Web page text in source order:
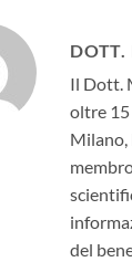
DOTT.
Il Dott.
oltre 15
Milano,
del